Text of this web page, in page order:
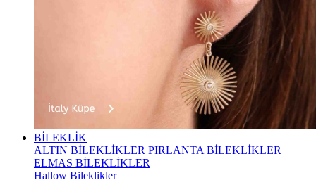
BİLEKLİK
ALTIN BİLEKLİKLER PIRLANTA BİLEKLİKLER
ELMAS BİLEKLİKLER
Hallow Bileklikler